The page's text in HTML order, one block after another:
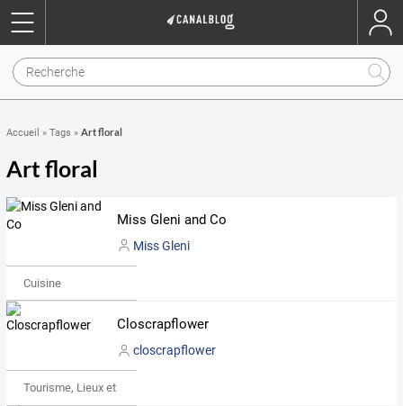
Accueil » Tags » Art floral
Art floral
Miss Gleni and Co
Miss Gleni
Cuisine
Closcrapflower
closcrapflower
Tourisme, Lieux et Événements